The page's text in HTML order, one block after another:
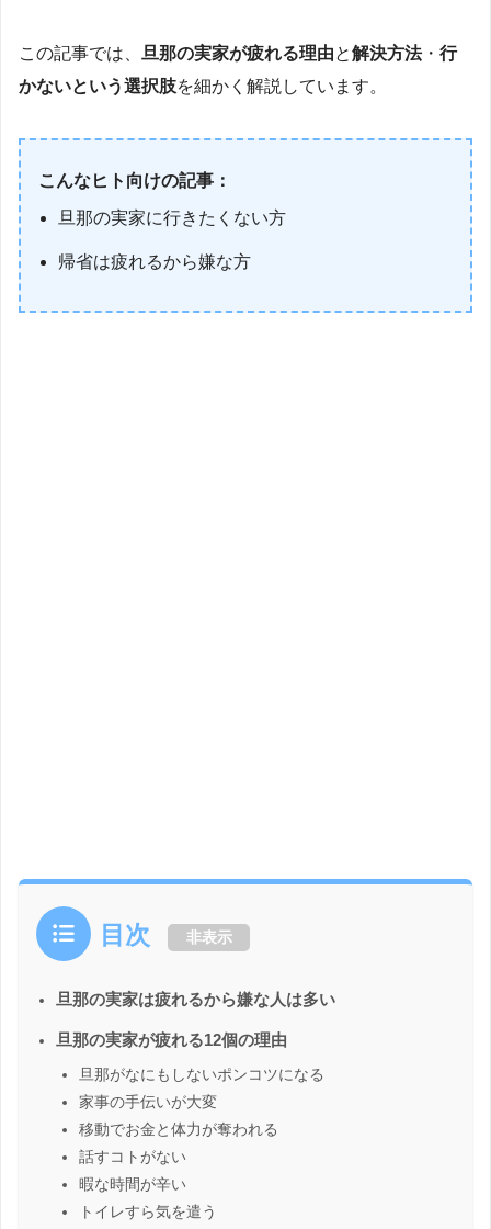
この記事では、 旦那の実家が疲れる理由と解決方法 ・ 行
かないという選択肢を細かく解説しています。
こんなヒト向けの記事：
旦那の実家に行きたくない方
帰省は疲れるから嫌な方
目次 非表示
旦那の実家は疲れるから嫌な人は多い
旦那の実家が疲れる12個の理由
旦那がなにもしないポンコツになる
家事の手伝いが大変
移動でお金と体力が奪われる
話すコトがない
暇な時間が辛い
トイレすら気を遣う